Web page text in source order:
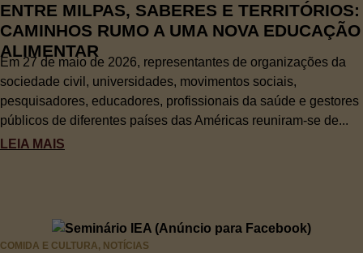
ENTRE MILPAS, SABERES E TERRITÓRIOS:
CAMINHOS RUMO A UMA NOVA EDUCAÇÃO
ALIMENTAR
Em 27 de maio de 2026, representantes de organizações da
sociedade civil, universidades, movimentos sociais,
pesquisadores, educadores, profissionais da saúde e gestores
públicos de diferentes países das Américas reuniram-se de...
LEIA MAIS
COMIDA E CULTURA, NOTÍCIAS